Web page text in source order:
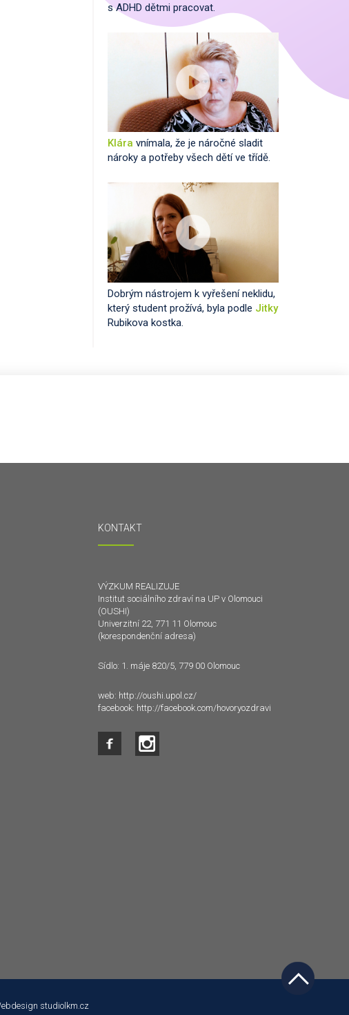
s ADHD dětmi pracovat.
Klára vnímala, že je náročné sladit
nároky a potřeby všech dětí ve třídě.
Dobrým nástrojem k vyřešení neklidu,
který student prožívá, byla podle Jitky
Rubikova kostka.
KONTAKT
VÝZKUM REALIZUJE
Institut sociálního zdraví na UP v Olomouci
(OUSHI)
Univerzitní 22, 771 11 Olomouc
(korespondenční adresa)
Sídlo: 1. máje 820/5, 779 00 Olomouc
web: http://oushi.upol.cz/
facebook: http://facebook.com/hovoryozdravi
studiolkm.cz
webu s tím souhlasíte.